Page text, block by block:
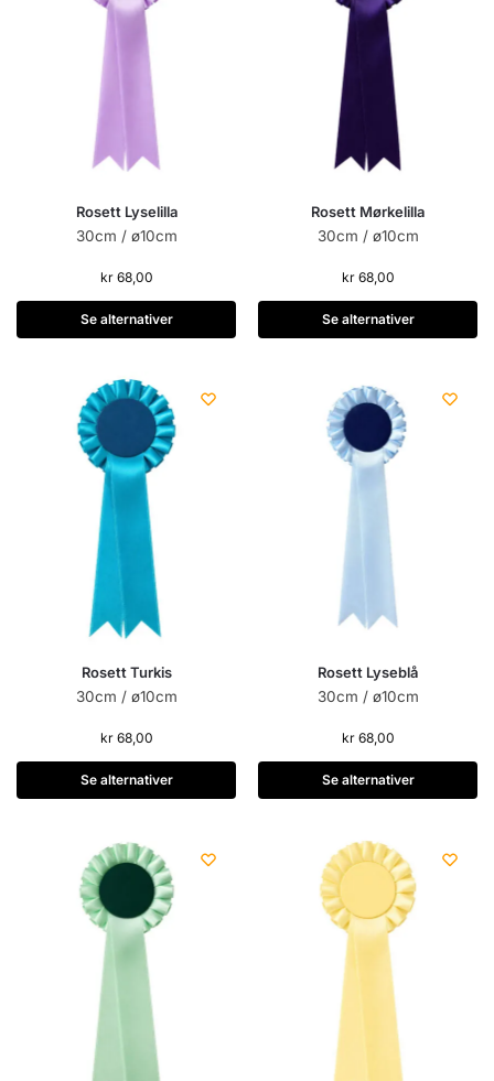
Rosett Lyselilla
30cm / ø10cm
kr68,00
Se alternativer
Rosett Mørkelilla
30cm / ø10cm
kr68,00
Se alternativer
Rosett Turkis
30cm / ø10cm
kr68,00
Se alternativer
Rosett Lyseblå
30cm / ø10cm
kr68,00
Se alternativer